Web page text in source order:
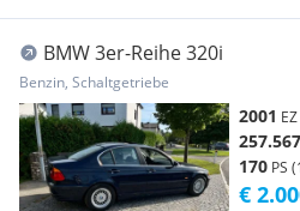
BMW 3er-Reihe 320i
Benzin, Schaltgetriebe
2001 EZ
257.567
170 PS
€